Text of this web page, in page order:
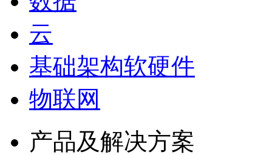
云
基础架构软硬件
物联网
产品及解决方案